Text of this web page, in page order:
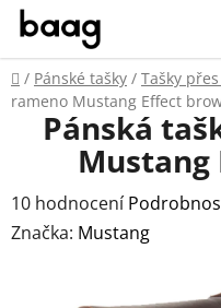
Přejít
obsah
Domů
/ Pánské tašky / Tašky
rameno Mustang Effect
Pánská
Průměrné
hodnocení
10 hodnocení
Značka: Mustang